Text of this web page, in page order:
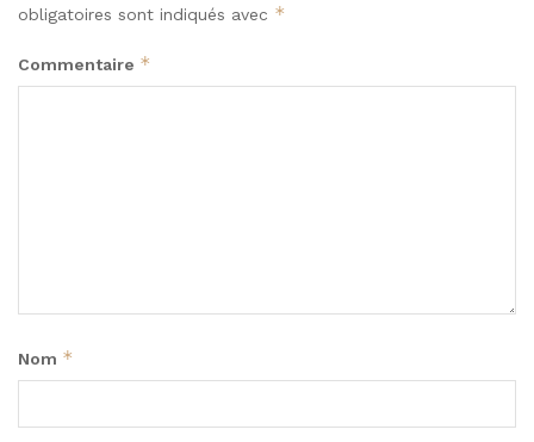
obligatoires sont indiqués avec *
Commentaire *
Nom *